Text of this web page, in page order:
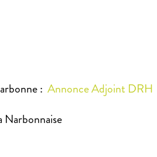
: Annonce Adjoint DRH
Narbonnaise